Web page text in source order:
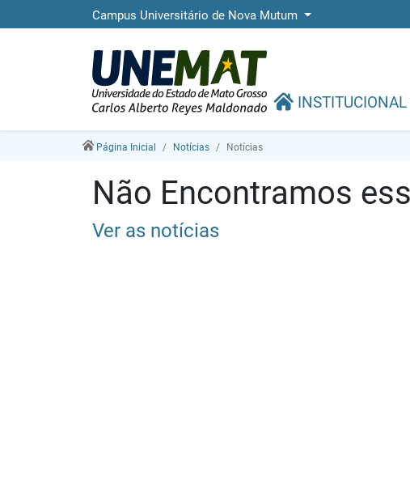
Campus Universitário de Nova Mutum
Página Inicial Notícias Notícias
Não Encontramos
Ver as notícias